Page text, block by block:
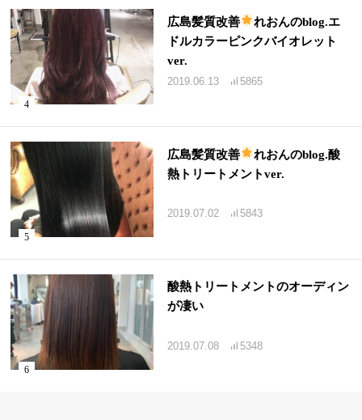
広島髪質改善
れおんのblog.エ
ドルカラーピンクバイオレット
ver.
2019.06.13 5865
広島髪質改善
れおんのblog.酸
熱トリートメントver.
2019.07.02 5843
酸熱トリートメントのオーディン
が凄い
2019.07.08 5348